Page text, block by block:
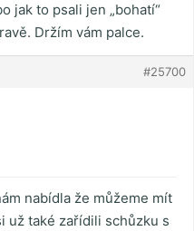
jak to psali jen „bohatí“
Držím vám palce.
#25700
nabídla že můžeme mít
už také zařídili schůzku s